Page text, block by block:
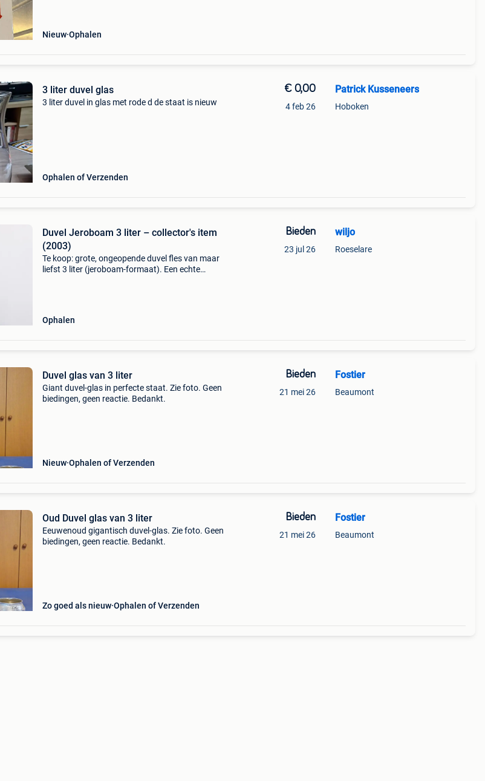
Nieuw Ophalen
3 liter duvel glas
3 liter duvel in glas met rode d de staat is nieuw
Ophalen of Verzenden
€ 0,00
4 feb 26
Patrick Kusseneers
Hoboken
Duvel Jeroboam 3 liter – collector's item
(2003)
Te koop: grote, ongeopende duvel fles van maar
liefst 3 liter (jeroboam-formaat). Een echte
Ophalen
Bieden
23 jul 26
wiljo
Roeselare
Duvel glas van 3 liter
Giant duvel-glas in perfecte staat. Zie foto. Geen
biedingen, geen reactie. Bedankt.
Nieuw Ophalen of Verzenden
Bieden
21 mei 26
Fostier
Beaumont
Oud Duvel glas van 3 liter
Eeuwenoud gigantisch duvel-glas. Zie foto. Geen
biedingen, geen reactie. Bedankt.
Zo goed als nieuw Ophalen of Verzenden
Bieden
21 mei 26
Fostier
Beaumont